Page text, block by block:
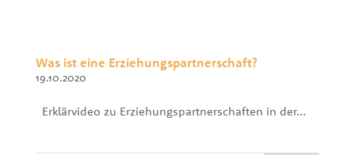
Was ist eine Erziehungspartnerschaft?
19.10.2020
Erklärvideo zu Erziehungspartnerschaften in der...